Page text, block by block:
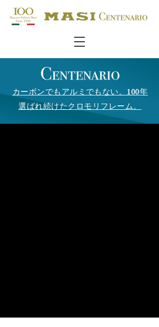
カーボンでもアルミでもない。100年
選ばれ続けたクロモリフレーム。